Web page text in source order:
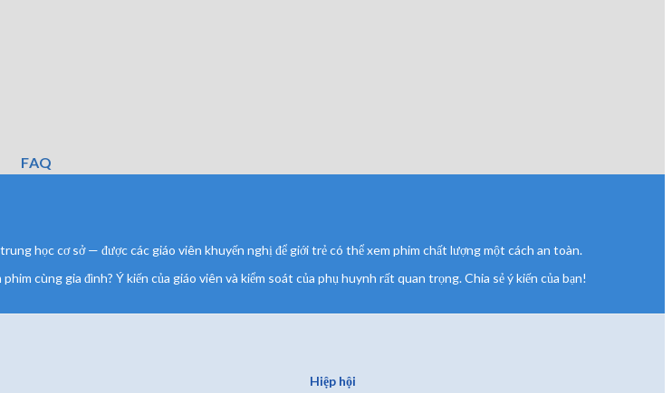
FAQ
học cơ sở — được các giáo viên khuyến nghị để giới trẻ có thể xem phim chất lượng một cách an toàn.
cùng gia đình? Ý kiến của giáo viên và kiểm soát của phụ huynh rất quan trọng. Chia sẻ ý kiến của bạn!
Hiệp hội